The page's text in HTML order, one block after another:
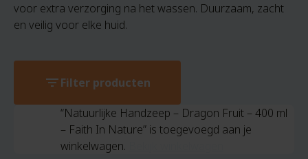
voor extra verzorging na het wassen. Duurzaam, zacht
en veilig voor elke huid.
filter_listFilter producten
“Natuurlijke Handzeep – Dragon Fruit – 400 ml
– Faith In Nature” is toegevoegd aan je
winkelwagen.